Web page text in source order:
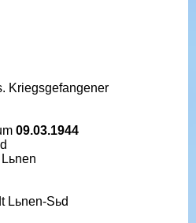
Kriegsgefangener
09.03.1944
Lьnen-Sьd